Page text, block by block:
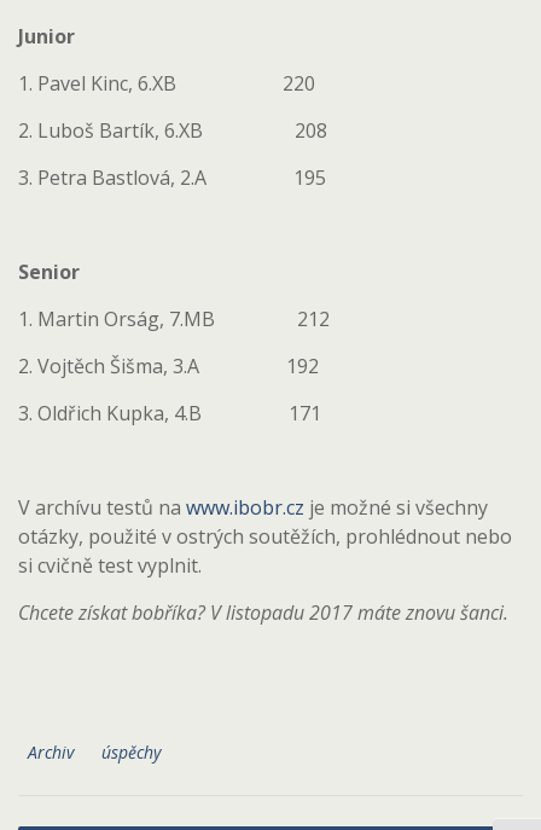
Junior
1. Pavel Kinc, 6.XB 220
2. Luboš Bartík, 6.XB 208
3. Petra Bastlová, 2.A 195
Senior
1. Martin Orság, 7.MB 212
2. Vojtěch Šišma, 3.A 192
3. Oldřich Kupka, 4.B 171
V archívu testů na www.ibobr.cz je možné si všechny
otázky, použité v ostrých soutěžích, prohlédnout nebo
si cvičně test vyplnit.
Chcete získat bobříka? V listopadu 2017 máte znovu šanci.
Archiv úspěchy